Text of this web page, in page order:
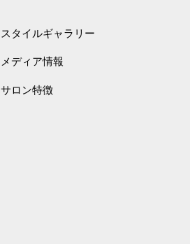
スタイルギャラリー
メディア情報
サロン特徴